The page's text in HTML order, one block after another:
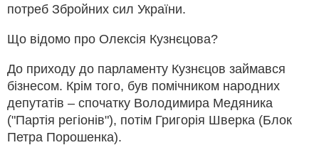
потреб Збройних сил України.
Що відомо про Олексія Кузнєцова?
До приходу до парламенту Кузнєцов займався
бізнесом. Крім того, був помічником народних
депутатів – спочатку Володимира Медяника
("Партія регіонів"), потім Григорія Шверка (Блок
Петра Порошенка).